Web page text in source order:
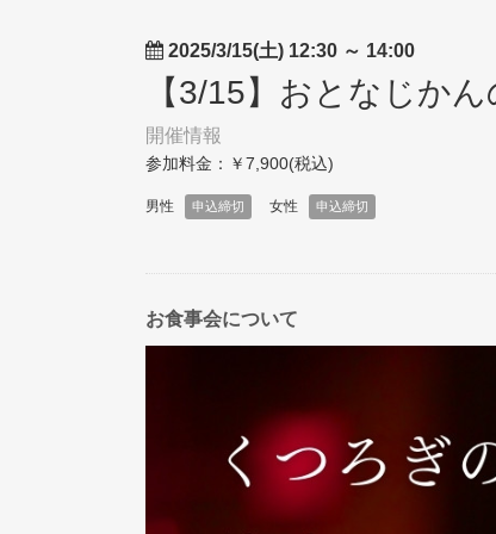
2025/3/15(土) 12:30 ～ 14:00
【3/15】おとなじか
開催情報
参加料金：￥7,900(税込)
男性 申込締切 女性 申込締切
お食事会について